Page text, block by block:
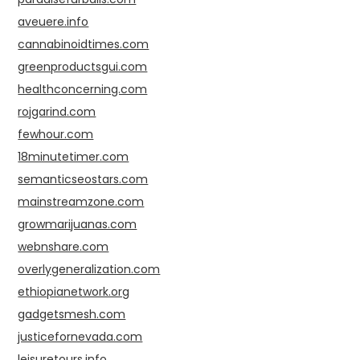
aveuere.info
cannabinoidtimes.com
greenproductsgui.com
healthconcerning.com
rojgarind.com
fewhour.com
18minutetimer.com
semanticseostars.com
mainstreamzone.com
growmarijuanas.com
webnshare.com
overlygeneralization.com
ethiopianetwork.org
gadgetsmesh.com
justicefornevada.com